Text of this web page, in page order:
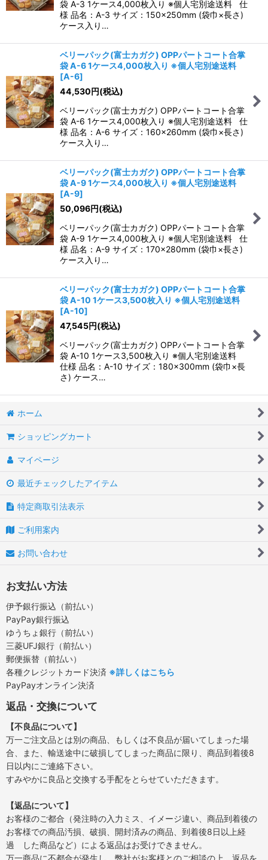
袋 A-3 1ケース4,000枚入り ※個人宅別途送料 仕
様 品名：A-3 サイズ：150×250mm (袋巾×長さ)
ケース入り…
ベリーパック(富士カガク) OPPパートコート合掌
袋 A-6 1ケース4,000枚入り ※個人宅別途送料
[A-6]
44,530円(税込)
ベリーパック(富士カガク) OPPパートコート合掌
袋 A-6 1ケース4,000枚入り ※個人宅別途送料 仕
様 品名：A-6 サイズ：160×260mm (袋巾×長さ)
ケース入り…
ベリーパック(富士カガク) OPPパートコート合掌
袋 A-9 1ケース4,000枚入り ※個人宅別途送料
[A-9]
50,096円(税込)
ベリーパック(富士カガク) OPPパートコート合掌
袋 A-9 1ケース4,000枚入り ※個人宅別途送料 仕
様 品名：A-9 サイズ：170×280mm (袋巾×長さ)
ケース入り…
ベリーパック(富士カガク) OPPパートコート合掌
袋 A-10 1ケース3,500枚入り ※個人宅別途送料
[A-10]
47,545円(税込)
ベリーパック(富士カガク) OPPパートコート合掌
袋 A-10 1ケース3,500枚入り ※個人宅別途送料
仕様 品名：A-10 サイズ：180×300mm (袋巾×長
さ) ケース…
ホーム
ショッピングカート
マイページ
最近チェックしたアイテム
特定商取引法表示
ご利用案内
お問い合わせ
お支払い方法
伊予銀行振込（前払い）
PayPay銀行振込
ゆうちょ銀行（前払い）
三菱UFJ銀行（前払い）
郵便振替（前払い）
各種クレジットカード決済 ※詳しくはこちら
PayPayオンライン決済
返品・交換について
【不良品について】
万一ご注文品とは別の商品、もしくは不良品が届いてしまった場
合、また、輸送途中に破損してしまった商品に限り、商品到着後8
日以内にご連絡下さい。
すみやかに良品と交換する手配をとらせていただきます。
【返品について】
お客様のご都合（発注時の入力ミス、イメージ違い、商品到着後の
お客様での商品汚損、破損、開封済みの商品、到着後8日以上経
過 した商品など）による返品はお受けできません。
万一商品に不都合が発生し、弊社がお客様とのご相談の上、返品を